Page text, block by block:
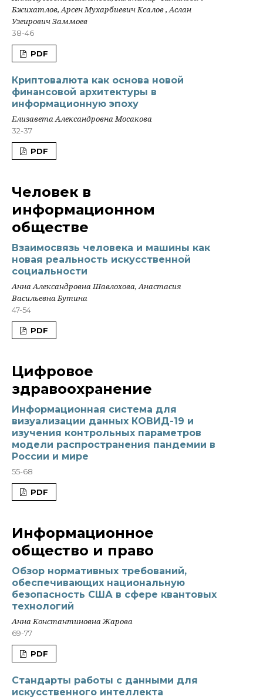
Бжихатлов, Арсен Мухарбиевич Ксалов , Аслан
Узеирович Заммоев
38-46
PDF
Криптовалюта как основа новой
финансовой архитектуры в
информационную эпоху
Елизавета Александровна Мосакова
32-37
PDF
Человек в
информационном
обществе
Взаимосвязь человека и машины как
новая реальность искусственной
социальности
Анна Александровна Шавлохова, Анастасия
Васильевна Бутина
47-54
PDF
Цифровое
здравоохранение
Информационная система для
визуализации данных КОВИД-19 и
изучения контрольных параметров
модели распространения пандемии в
России и мире
55-68
PDF
Информационное
общество и право
Обзор нормативных требований,
обеспечивающих национальную
безопасность США в сфере квантовых
технологий
Анна Константиновна Жарова
69-77
PDF
Стандарты работы с данными для
искусственного интеллекта